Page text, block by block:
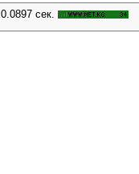
0.0897 сек.